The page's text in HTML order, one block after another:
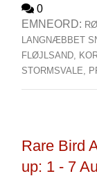
0
EMNEORD:
LANGNÆBBET
FLØJLSAND,
STORMSVALE,
Rare Bird
up: 1 - 7